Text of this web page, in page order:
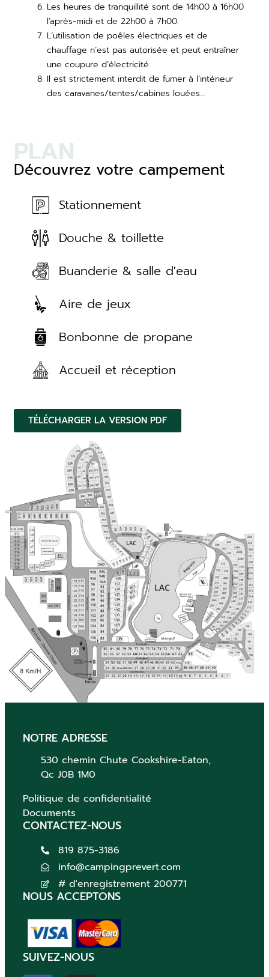
Les heures de tranquillité sont de 14h00 à 16h00
l’après-midi et de 22h00 à 7h00.
L’utilisation de poêles électriques et de
chauffage n’est pas autorisée et peut entraîner
une coupure d’électricité.
Il est strictement interdit de fumer à l’intérieur
des caravanes/tentes/cabines louées…
PLAN
Découvrez votre campement
Stationnement
Douche & toillette
Buanderie & salle d'eau
Aire de jeux
Bonbonne de propane
Accueil et réception
TÉLÉCHARGER LA VERSION PDF
NOTRE ADRESSE
530 chemin Chute Cookshire-Eaton,
Qc J0B 1M0
Politique de confidentialité
Documents
CONTACTEZ-NOUS
819 875-3186
info@campingprevert.com
# d'enregistrement 200771
NOUS ACCEPTONS
SUIVEZ-NOUS